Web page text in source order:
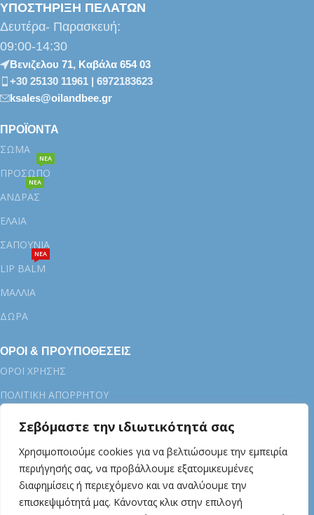
Σεβόμαστε την ιδιωτικότητά σας
Χρησιμοποιούμε cookies για να βελτιώσουμε την εμπειρία
περιήγησής σας, να προβάλλουμε εξατομικευμένες
διαφημίσεις ή περιεχόμενο και να αναλύουμε την
επισκεψιμότητά μας. Κάνοντας κλικ στην επιλογή
ΥΠΟΣΤΗΡΙΞΗ ΠΕΛΑΤΩΝ
Δευτέρα- Παρασκευή:
09:00-14:30
Βενιζελου 71, Καβάλα 654 03
+30 25130 11961 | 6972183623
ksales@oilandbee.gr
ΠΡΟΪΟΝΤΑ
ΣΩΜΑ
ΠΡΟΣΩΠΟ
ΝΕΑ
ΑΝΔΡΑΣ
ΝΕΑ
ΕΛΑΙΑ
ΣΑΠΟΥΝΙΑ
LIP BALM
ΝΕΑ
ΜΑΛΛΙΑ
ΔΩΡΑ
ΟΡΟΙ & ΠΡΟΥΠΟΘΕΣΕΙΣ
ΟΡΟΙ ΧΡΗΣΗΣ
ΠΟΛΙΤΙΚΗ ΑΠΟΡΡΗΤΟΥ
ΟΡΟΙ ΠΛΗΡΩΜΗΣ
ΠΟΛΙΤΙΚΗ ΕΠΙΣΤΡΟΦΩΝ
ΠΟΛTIKH COOKIES